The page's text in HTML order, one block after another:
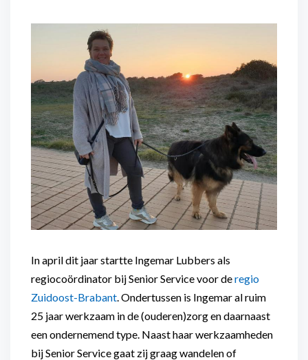
Diensten voor
organisaties
Maaltijdondersteuning
Mantelzorger van de zaak
Altijd in de buurt
Snel geregeld
In april dit jaar startte Ingemar Lubbers als
regiocoördinator bij Senior Service voor deregio
Zuidoost-Brabant. Ondertussen is Ingemar al ruim
25 jaar werkzaam in de (ouderen)zorg en daarnaast
een ondernemend type. Naast haar werkzaamheden
bij Senior Service gaat zij graag wandelen of